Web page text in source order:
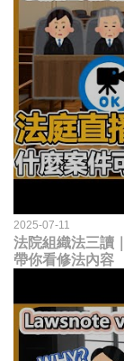
2025-07-11
法院組織法三讀
帶你看修法內容